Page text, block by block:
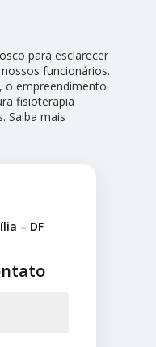
para esclarecer
funcionários.
o empreendimento
fisioterapia
Saiba mais
– DF